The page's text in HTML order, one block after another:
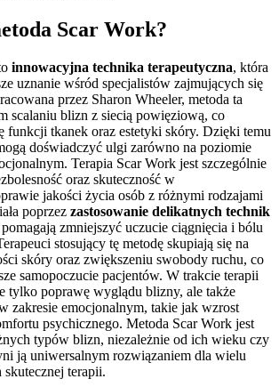
Scar Work?
innowacyjna technika terapeutyczna, która
uznanie wśród specjalistów zajmujących się
przez Sharon Wheeler, metoda ta
scalaniu blizn z siecią powięziową, co
funkcji tkanek oraz estetyki skóry. Dzięki temu
doświadczyć ulgi zarówno na poziomie
Terapia Scar Work jest szczególnie
oraz skuteczność w
jakości życia osób z różnymi rodzajami
poprzez zastosowanie delikatnych technik
zmniejszyć uczucie ciągnięcia i bólu
stosujący tę metodę skupiają się na
skóry oraz zwiększeniu swobody ruchu, co
samopoczucie pacjentów. W trakcie terapii
tylko poprawę wyglądu blizny, ale także
zakresie emocjonalnym, takie jak wzrost
psychicznego. Metoda Scar Work jest
typów blizn, niezależnie od ich wieku czy
ją uniwersalnym rozwiązaniem dla wielu
terapii.